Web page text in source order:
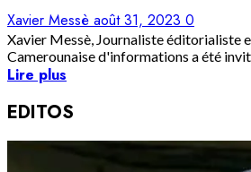
Xavier Messè août 31, 2023 0
Xavier Messè, Journaliste éditorialiste
Camerounaise d'informations a été invité
Lire plus
EDITOS